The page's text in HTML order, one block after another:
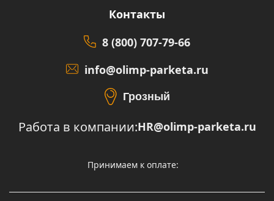
Контакты
8 (800) 707-79-66
info@olimp-parketa.ru
Грозный
Работа в компании:HR@olimp-parketa.ru
Принимаем к оплате: